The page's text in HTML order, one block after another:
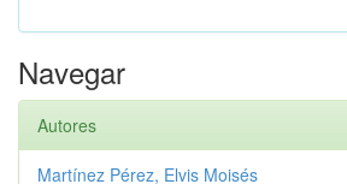
Navegar
Autores
Martínez Pérez, Elvis Moisés